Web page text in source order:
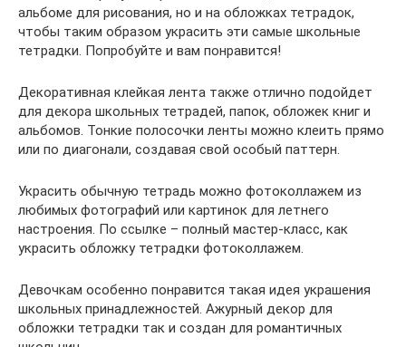
альбоме для рисования, но и на обложках тетрадок,
чтобы таким образом украсить эти самые школьные
тетрадки. Попробуйте и вам понравится!
Декоративная клейкая лента также отлично подойдет
для декора школьных тетрадей, папок, обложек книг и
альбомов. Тонкие полосочки ленты можно клеить прямо
или по диагонали, создавая свой особый паттерн.
Украсить обычную тетрадь можно фотоколлажем из
любимых фотографий или картинок для летнего
настроения. По ссылке – полный мастер-класс, как
украсить обложку тетрадки фотоколлажем.
Девочкам особенно понравится такая идея украшения
школьных принадлежностей. Ажурный декор для
обложки тетрадки так и создан для романтичных